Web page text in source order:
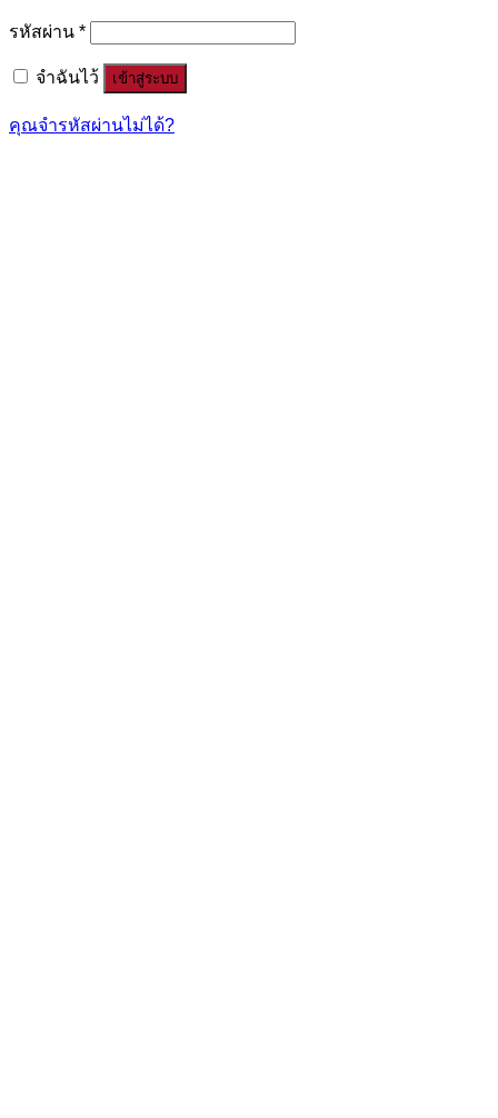
รหัสผ่าน *
จำฉันไว้ เข้าสู่ระบบ
คุณจำรหัสผ่านไม่ได้?